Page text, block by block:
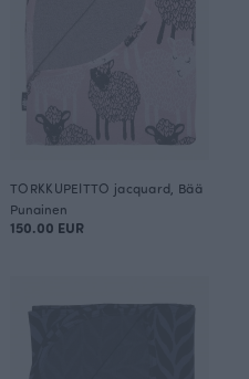
TORKKUPEITTO jacquard, Bää
Punainen
150.00 EUR